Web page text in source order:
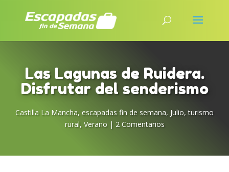
Las Lagunas de Ruidera.
Disfrutar del senderismo
Castilla La Mancha, escapadas fin de semana, Julio,turismo
rural, Verano | 2 Comentarios